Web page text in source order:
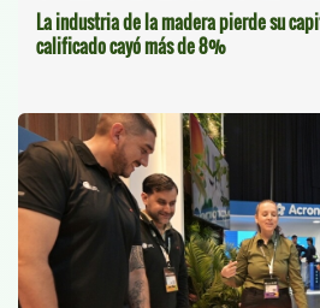
La industria de la madera pierde su
calificado cayó más de 8%